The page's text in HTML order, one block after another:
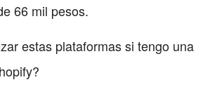
66 mil pesos.
estas plataformas si tengo una